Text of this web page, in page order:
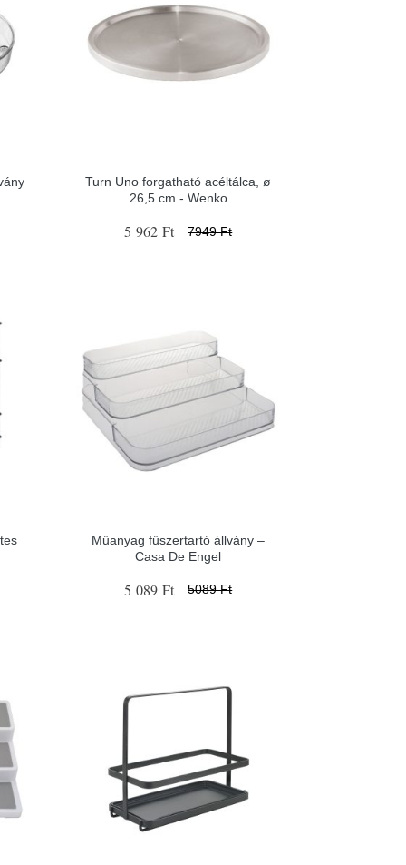
Turn Uno forgatható acéltálca, ø
26,5 cm - Wenko
5 962 Ft 7949 Ft
Műanyag fűszertartó állvány –
Casa De Engel
5 089 Ft 5089 Ft